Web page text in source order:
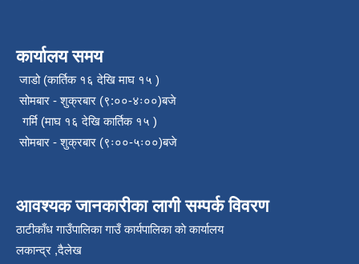
कार्यालय समय
जाडो (कार्तिक १६ देखि माघ १५ )
सोमबार - शुक्रबार (९:००-४ः००)बजे
गर्मि (माघ १६ देखि कार्तिक १५ )
सोमबार - शुक्रबार (९ः००-५ः००)बजे
आवश्यक जानकारीका लागी सम्पर्क विवरण
ठाटीकाँध गाउँपालिका गाउँ कार्यपालिका काे कार्यालय
लकान्द्र ,दैलेख